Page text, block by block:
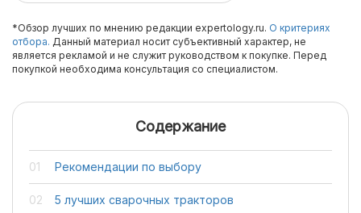
*Обзор лучших по мнению редакции expertology.ru. О критериях
отбора. Данный материал носит субъективный характер, не
является рекламой и не служит руководством к покупке. Перед
покупкой необходима консультация со специалистом.
Содержание
Рекомендации по выбору
5 лучших сварочных тракторов